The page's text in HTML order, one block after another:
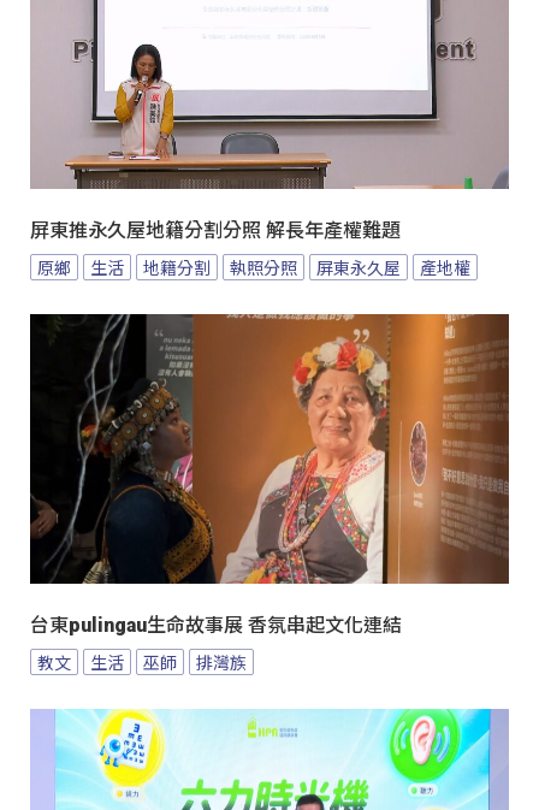
屏東推永久屋地籍分割分照 解長年產權難題
原鄉 生活 地籍分割 執照分照 屏東永久屋 產地權
台東pulingau生命故事展 香氛串起文化連結
教文 生活 巫師 排灣族